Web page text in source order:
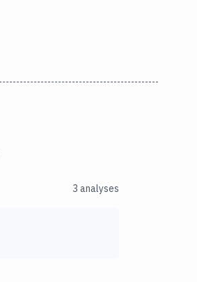
3 analyses